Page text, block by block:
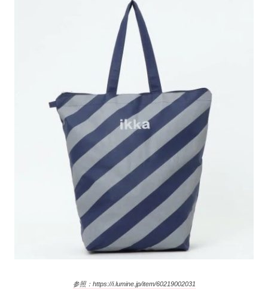
参照：https://i.lumine.jp/item/60219002031